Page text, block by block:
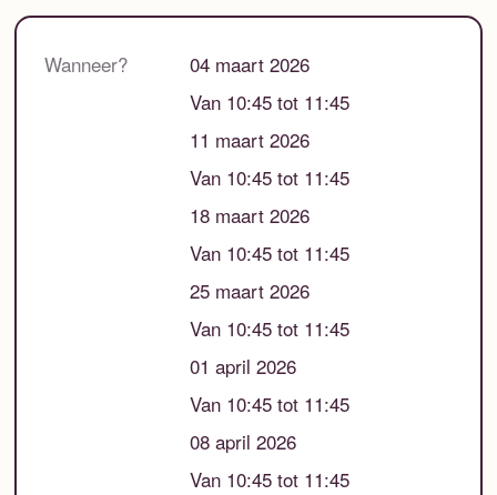
Wanneer?
04 maart 2026
Van 10:45 tot 11:45
11 maart 2026
Van 10:45 tot 11:45
18 maart 2026
Van 10:45 tot 11:45
25 maart 2026
Van 10:45 tot 11:45
01 april 2026
Van 10:45 tot 11:45
08 april 2026
Van 10:45 tot 11:45